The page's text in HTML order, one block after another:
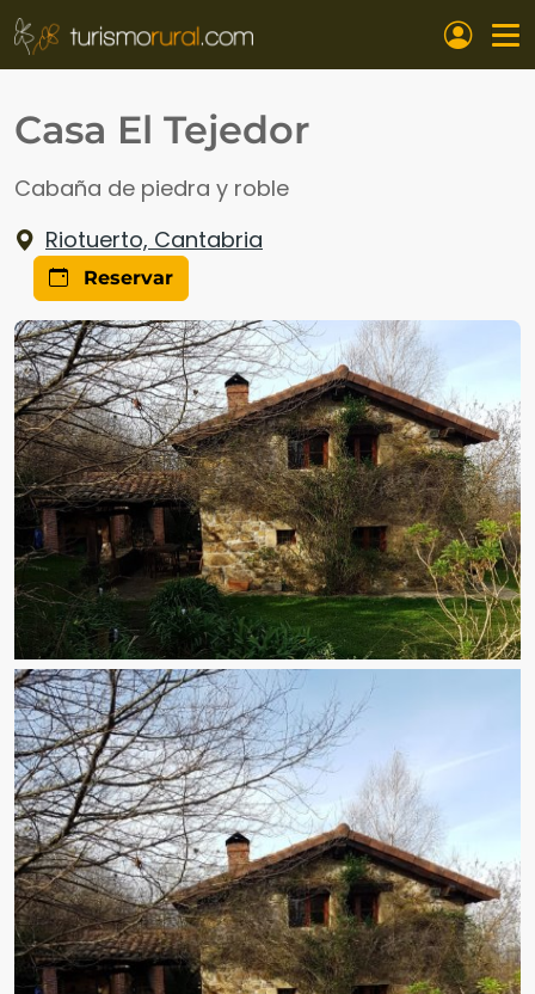
Pasar al contenido principal
Casa El Tejedor
Cabaña de piedra y roble
Riotuerto, Cantabria
Reservar